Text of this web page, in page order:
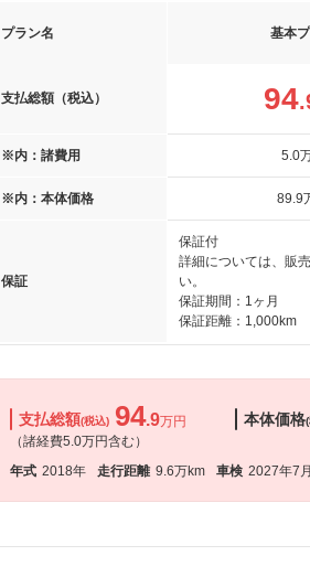
プラン名 基本
支払総額（税込） 94
※内：諸費用 5.0
※内：本体価格 89.9
保証
保証付
詳細については、販
い。
保証期間：1ヶ月
保証距離：1,000km
支払総額(税込) 94.9万円
（諸経費5.0万円含む）
本体価格
年式 2018年 走行距離 9.6万km 車検 2027年7月